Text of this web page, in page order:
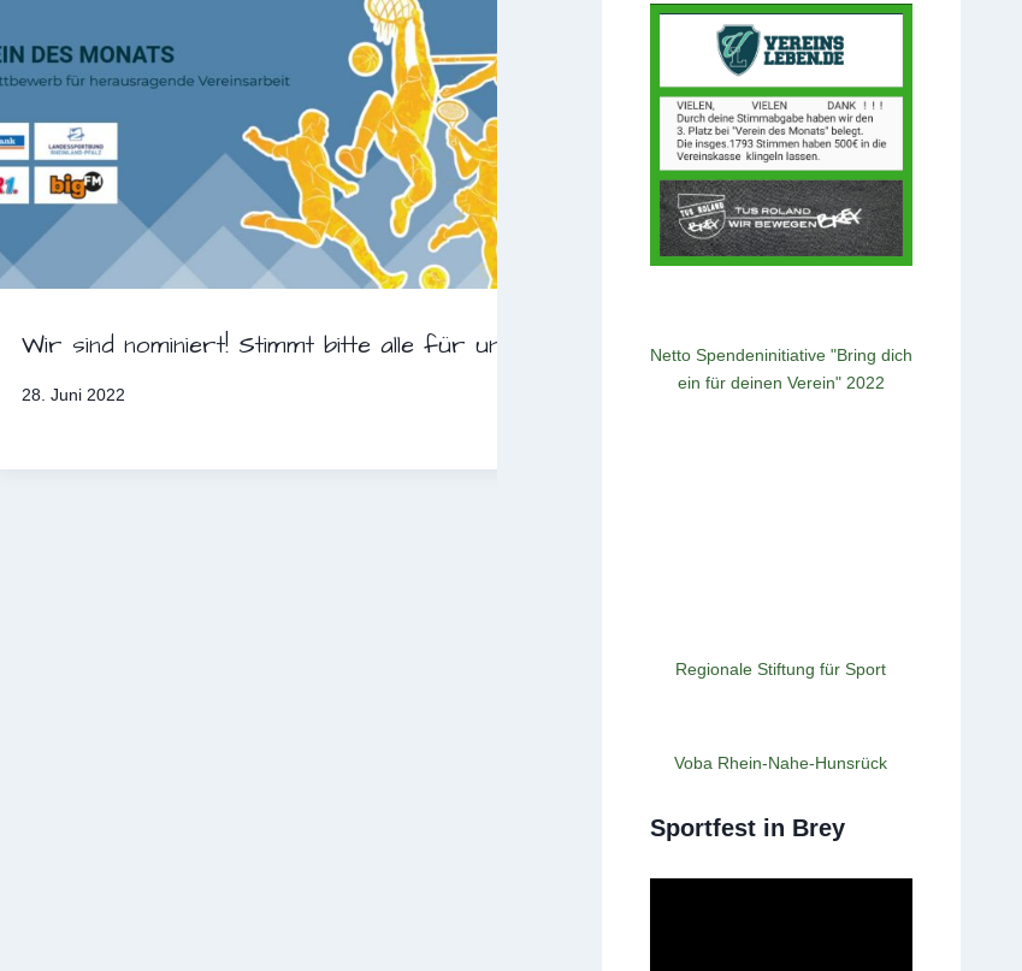
Wir sind nominiert! Stimmt bitte alle für uns ab!!!
28. Juni 2022
Starke Leistungen bei den
Netto Spendeninitiative "Bring dich
ein für deinen Verein" 2022
Regionale Stiftung für Sport
Voba Rhein-Nahe-Hunsrück
Sportfest in Brey